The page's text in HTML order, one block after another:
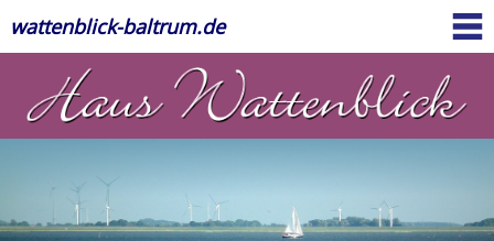
wattenblick-baltrum.de